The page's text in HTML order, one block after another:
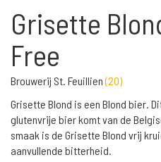
Grisette
Free
Brouwerij St. Feuillien(20)
Grisette Blond is een Blond bier.
glutenvrije bier komt van de
smaak is de Grisette Blond vrij
aanvullende bitterheid.